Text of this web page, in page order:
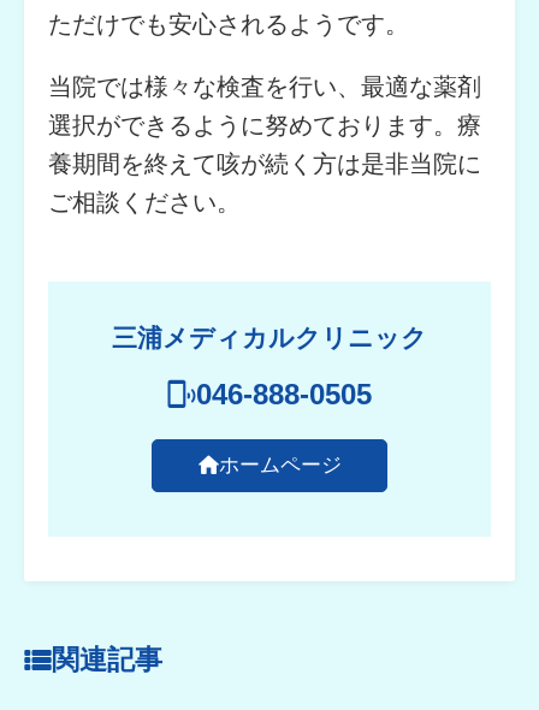
ただけでも安心されるようです。
当院では様々な検査を行い、最適な薬剤
選択ができるように努めております。療
養期間を終えて咳が続く方は是非当院に
ご相談ください。
三浦メディカルクリニック
046-888-0505
ホームページ
関連記事